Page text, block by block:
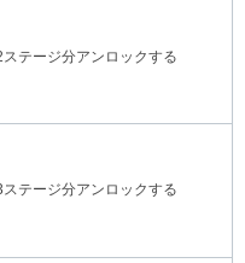
テージ分アンロックする
テージ分アンロックする